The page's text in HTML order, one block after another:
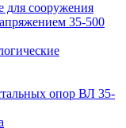
для сооружения
35-500
опор ВЛ 35-